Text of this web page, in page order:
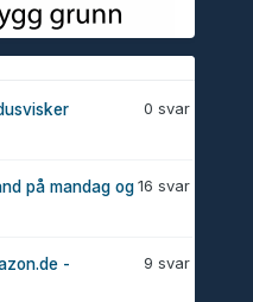
0 svar
16 svar
på mandag og
9 svar
-